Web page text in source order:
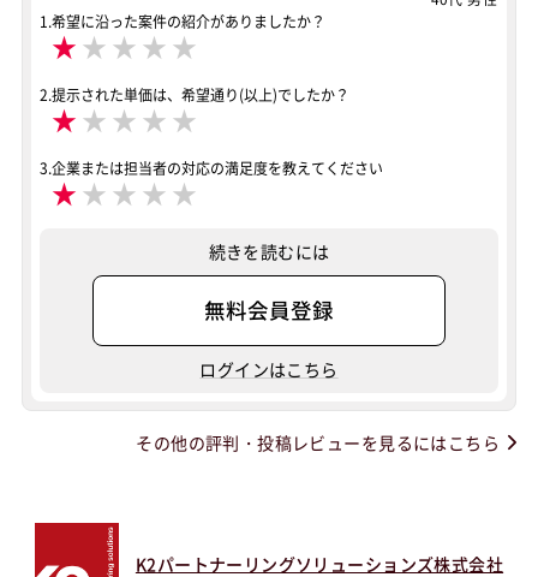
1.希望に沿った案件の紹介がありましたか？
★ ★ ★ ★ ★
2.提示された単価は、希望通り(以上)でしたか？
★ ★ ★ ★ ★
3.企業または担当者の対応の満足度を教えてください
★ ★ ★ ★ ★
続きを読むには
無料会員登録
ログインはこちら
その他の評判・投稿レビューを見るにはこちら
K2パートナーリングソリューションズ株式会社